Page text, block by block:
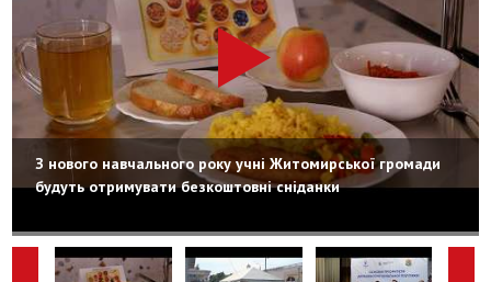
З нового навчального року учні Житомирської громади
будуть отримувати безкоштовні сніданки